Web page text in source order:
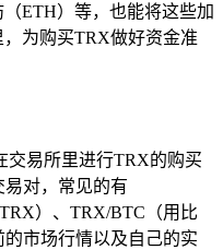
ETH）等，也能将这些加
为购买TRX做好资金准
交易所里进行TRX的购买
对，常见的有
）、TRX/BTC（用比
市场行情以及自己的实